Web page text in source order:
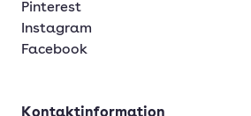
Pinterest
Instagram
Facebook